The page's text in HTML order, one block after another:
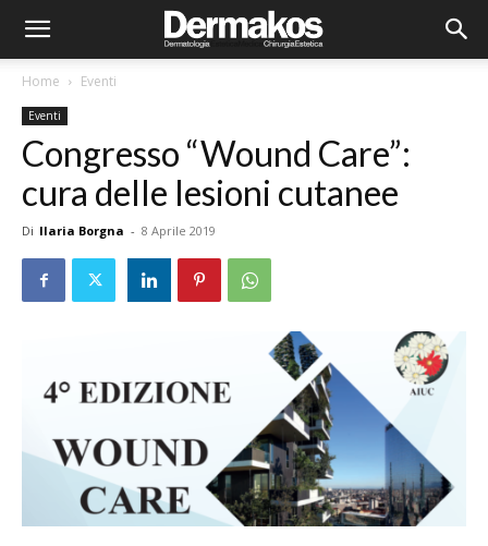
Home Eventi
Eventi
Congresso “Wound Care”:
cura delle lesioni cutanee
Di Ilaria Borgna - 8 Aprile 2019